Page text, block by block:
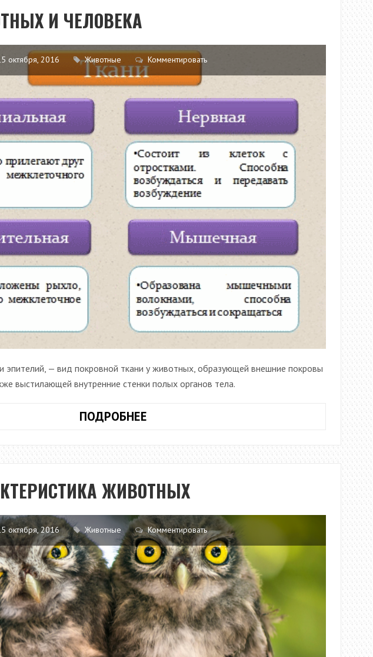
И ЧЕЛОВЕКА
октября, 2016 Животные Комментировать
эпителий, — вид покровной ткани у животных, образующей внешние покровы
выстилающей внутренние стенки полых органов тела.
ПОДРОБНЕЕТКАНИ
И
ЧЕЛОВЕКА
ЖИВОТНЫХ
октября, 2016 Животные Комментировать